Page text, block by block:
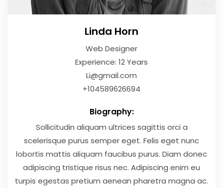
Linda Horn
Web Designer
Experience: 12 Years
Li@gmail.com
+104589626694
Biography:
Sollicitudin aliquam ultrices sagittis orci a
scelerisque purus semper eget. Felis eget nunc
lobortis mattis aliquam faucibus purus. Diam donec
adipiscing tristique risus nec. Adipiscing enim eu
turpis egestas pretium aenean pharetra magna ac.